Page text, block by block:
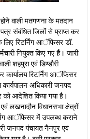
वाली मतगणना के मतदान
पत्र संबंधित जिलों से प्राप्त कर
लिए रिटर्निंग आॅफिसर डॉ.
नियुक्त किए गए हैं। जारी
शहपुरा एवं डिण्डौरी
कार्यालय रिटर्निंग आॅफिसर
अधिकारी जनपद
आदेशित किया गया है।
लखनादौन विधानसभा क्षेत्रों
आॅफिसर में उपलब्ध कराने
जनपद पंचायत नैनपुर एवं